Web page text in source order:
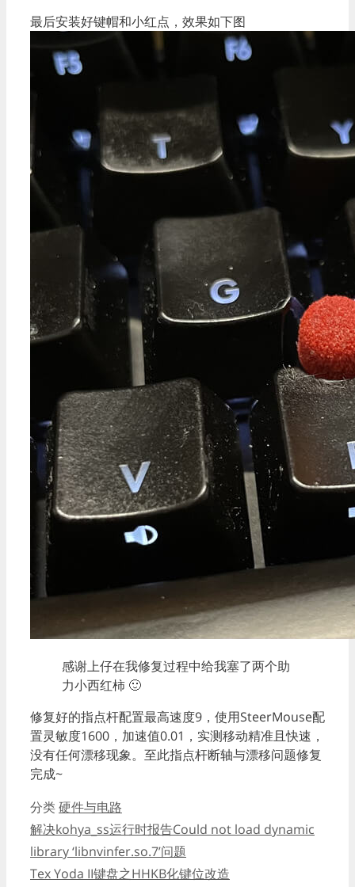
最后安装好键帽和小红点，效果如下图
感谢上仔在我修复过程中给我塞了两个助
力小西红柿 🙂
修复好的指点杆配置最高速度9，使用SteerMouse配
置灵敏度1600，加速值0.01，实测移动精准且快速，
没有任何漂移现象。至此指点杆断轴与漂移问题修复
完成~
分类硬件与电路
解决kohya_ss运行时报告Could not load dynamic
library ‘libnvinfer.so.7’问题
Tex Yoda II键盘之HHKB化键位改造